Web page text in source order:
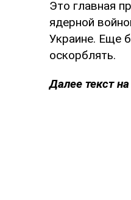
Это главная
ядерной
Украине. Еще
оскорблять.
Далее текст